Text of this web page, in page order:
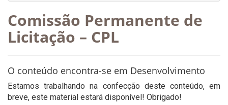
Comissão Permanente de
Licitação – CPL
O conteúdo encontra-se em Desenvolvimento
Estamos trabalhando na confecção deste conteúdo, em
breve, este material estará disponível! Obrigado!